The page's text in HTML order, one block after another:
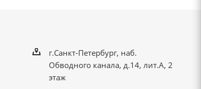
г.Санкт-Петербург, наб.
Обводного канала, д.14, лит.А, 2
этаж